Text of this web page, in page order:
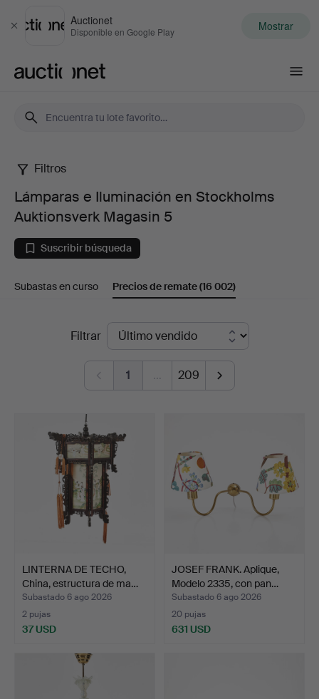
Cerrar
Auctionet
Disponible en Google Play Mostrar
Lámparas
Iluminación
en
Auktionsverk
Magasin
Filtros
Lámparas e Iluminación en Stockholms
Auktionsverk Magasin 5
Suscribir búsqueda
Subastas en curso Precios de remate(16 002)
Filtrar
1 … 209
LINTERNA DE TECHO,
China, estructura de ma…
Subastado 6 ago 2026
2 pujas
37 USD
JOSEF FRANK. Aplique,
Modelo 2335, con pan…
Subastado 6 ago 2026
20 pujas
631 USD